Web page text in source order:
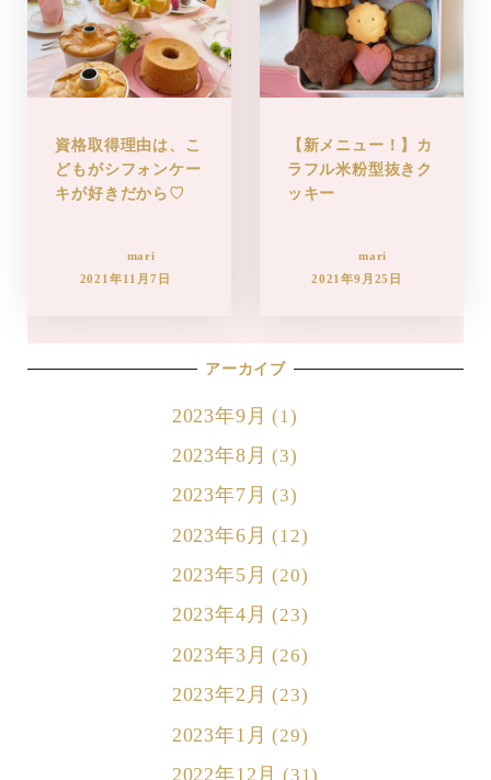
資格取得理由は、こ
どもがシフォンケー
キが好きだから♡
mari
2021年11月7日
【新メニュー！】カ
ラフル米粉型抜きク
ッキー
mari
2021年9月25日
アーカイブ
2023年9月 (1)
2023年8月 (3)
2023年7月 (3)
2023年6月 (12)
2023年5月 (20)
2023年4月 (23)
2023年3月 (26)
2023年2月 (23)
2023年1月 (29)
2022年12月 (31)